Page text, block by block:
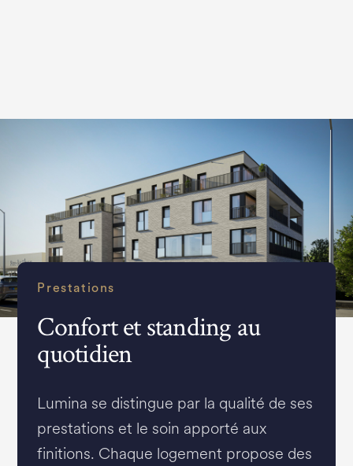
Prestations
Confort et standing au
quotidien
Lumina se distingue par la qualité de ses
prestations et le soin apporté aux
finitions. Chaque logement propose des